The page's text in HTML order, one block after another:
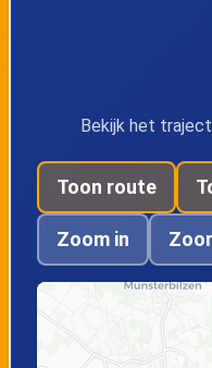
Bekijk het
Toon route
Zoom in